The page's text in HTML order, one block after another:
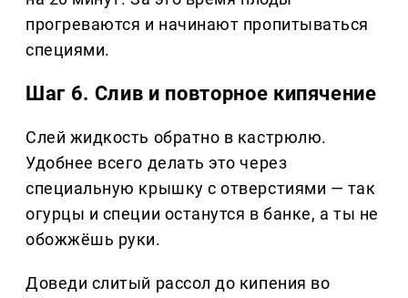
прогреваются и начинают пропитываться
специями.
Шаг 6. Слив и повторное кипячение
Слей жидкость обратно в кастрюлю.
Удобнее всего делать это через
специальную крышку с отверстиями — так
огурцы и специи останутся в банке, а ты не
обожжёшь руки.
Доведи слитый рассол до кипения во